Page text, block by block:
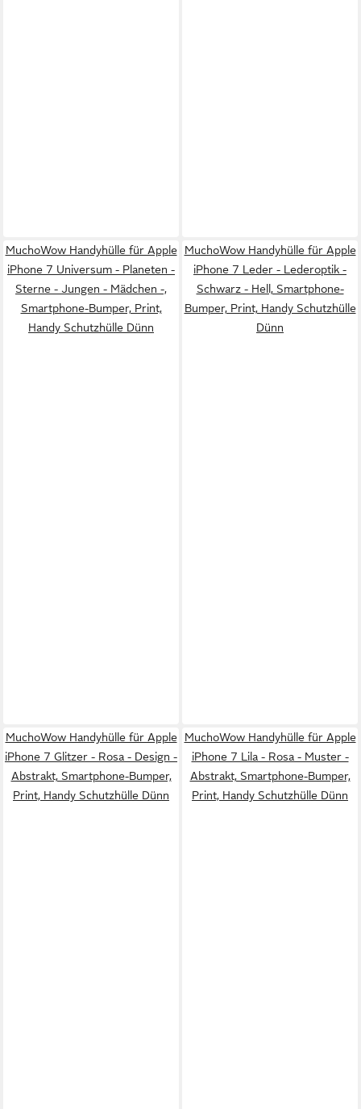
MuchoWow Handyhülle für Apple
iPhone 7 Universum - Planeten -
Sterne - Jungen - Mädchen -,
Smartphone-Bumper, Print,
Handy Schutzhülle Dünn
MuchoWow Handyhülle für Apple
iPhone 7 Leder - Lederoptik -
Schwarz - Hell, Smartphone-
Bumper, Print, Handy Schutzhülle
Dünn
MuchoWow Handyhülle für Apple
iPhone 7 Glitzer - Rosa - Design -
Abstrakt, Smartphone-Bumper,
Print, Handy Schutzhülle Dünn
MuchoWow Handyhülle für Apple
iPhone 7 Lila - Rosa - Muster -
Abstrakt, Smartphone-Bumper,
Print, Handy Schutzhülle Dünn